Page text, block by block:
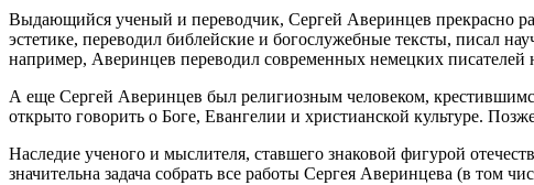
Выдающийся ученый и переводчик, Сергей Аверинцев прекрасно
эстетике, переводил библейские и богослужебные тексты, писал
например, Аверинцев переводил современных немецких писателей
А еще Сергей Аверинцев был религиозным человеком,
открыто говорить о Боге, Евангелии и христианской культуре.
Наследие ученого и мыслителя, ставшего знаковой фигурой
значительна задача собрать все работы Сергея Аверинцева (в том